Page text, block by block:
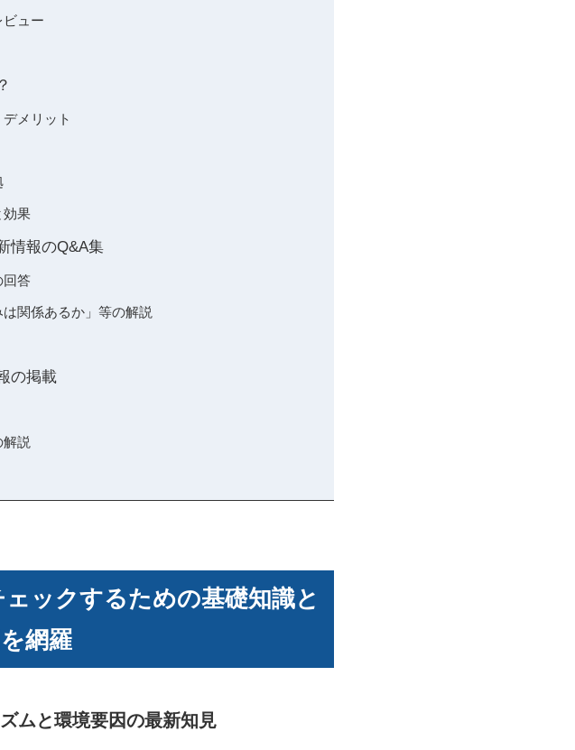
ュー
メリット
効果
情報のQ&A集
回答
関係あるか」等の解説
の掲載
説
ックするための基礎知識と
網羅
ムと環境要因の最新知見